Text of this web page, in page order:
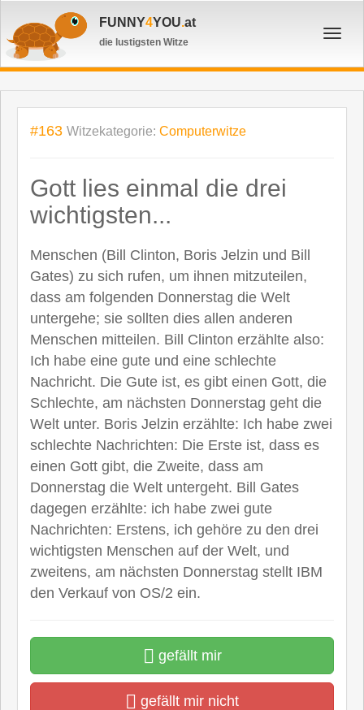
FUNNY4YOU.at
die lustigsten Witze
#163 Witzekategorie: Computerwitze
Gott lies einmal die drei
wichtigsten...
Menschen (Bill Clinton, Boris Jelzin und Bill
Gates) zu sich rufen, um ihnen mitzuteilen,
dass am folgenden Donnerstag die Welt
untergehe; sie sollten dies allen anderen
Menschen mitteilen. Bill Clinton erzählte also:
Ich habe eine gute und eine schlechte
Nachricht. Die Gute ist, es gibt einen Gott, die
Schlechte, am nächsten Donnerstag geht die
Welt unter. Boris Jelzin erzählte: Ich habe zwei
schlechte Nachrichten: Die Erste ist, dass es
einen Gott gibt, die Zweite, dass am
Donnerstag die Welt untergeht. Bill Gates
dagegen erzählte: ich habe zwei gute
Nachrichten: Erstens, ich gehöre zu den drei
wichtigsten Menschen auf der Welt, und
zweitens, am nächsten Donnerstag stellt IBM
den Verkauf von OS/2 ein.
gefällt mir
gefällt mir nicht